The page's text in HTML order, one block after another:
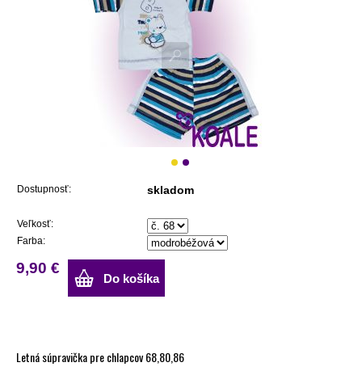
Dostupnosť: skladom
Veľkosť:
Farba:
9,90 €
Do košíka
Letná súpravička pre chlapcov 68,80,86